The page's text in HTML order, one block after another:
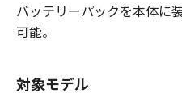
バッテリーパックを本体に
可能。
対象モデル